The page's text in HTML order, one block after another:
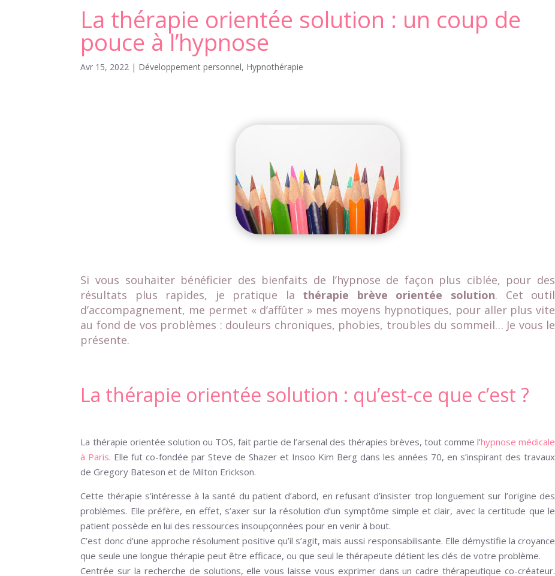
La thérapie orientée solution : un coup de
pouce à l’hypnose
Avr 15, 2022 | Développement personnel, Hypnothérapie
Si vous souhaiter bénéficier des bienfaits de l’hypnose de façon plus ciblée, pour des
résultats plus rapides, je pratique la thérapie brève orientée solution. Cet outil
d’accompagnement, me permet « d’affûter » mes moyens hypnotiques, pour aller plus vite
au fond de vos problèmes : douleurs chroniques, phobies, troubles du sommeil… Je vous le
présente.
La thérapie orientée solution : qu’est-ce que c’est ?
La thérapie orientée solution ou TOS, fait partie de l’arsenal des thérapies brèves, tout comme l’hypnose médicale
à Paris. Elle fut co-fondée par Steve de Shazer et Insoo Kim Berg dans les années 70, en s’inspirant des travaux
de Gregory Bateson et de Milton Erickson.
Cette thérapie s’intéresse à la santé du patient d’abord, en refusant d’insister trop longuement sur l’origine des
problèmes. Elle préfère, en effet, s’axer sur la résolution d’un symptôme simple et clair, avec la certitude que le
patient possède en lui des ressources insoupçonnées pour en venir à bout.
C’est donc d’une approche résolument positive qu’il s’agit, mais aussi responsabilisante. Elle démystifie la croyance
que seule une longue thérapie peut être efficace, ou que seul le thérapeute détient les clés de votre problème.
Centrée sur la recherche de solutions, elle vous laisse vous exprimer dans un cadre thérapeutique co-créateur.